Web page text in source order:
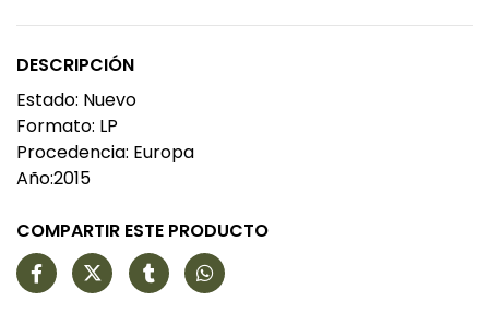
DESCRIPCIÓN
Estado: Nuevo
Formato: LP
Procedencia: Europa
Año:2015
COMPARTIR ESTE PRODUCTO